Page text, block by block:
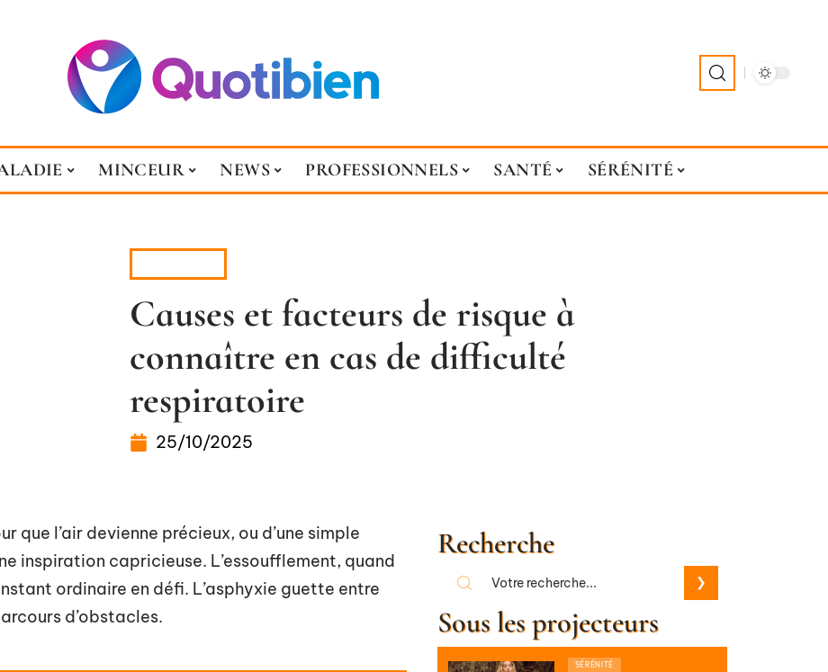
MINCEUR NEWS PROFESSIONNELS SANTÉ SÉRÉNITÉ
Causes et facteurs de risque à
connaître en cas de difficulté
respiratoire
25/10/2025
que l’air devienne précieux, ou d’une simple
inspiration capricieuse. L’essoufflement, quand
ordinaire en défi. L’asphyxie guette entre
d’obstacles.
Recherche
Sous les projecteurs
SÉRÉNITÉ